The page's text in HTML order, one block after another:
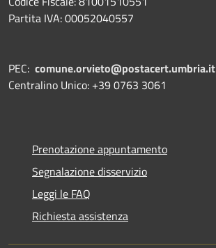
Partita IVA: 00052040557
PEC: comune.orvieto@postacert.umbria.it
Centralino Unico: +39 0763 3061
Prenotazione appuntamento
Segnalazione disservizio
Leggi le FAQ
Richiesta assistenza